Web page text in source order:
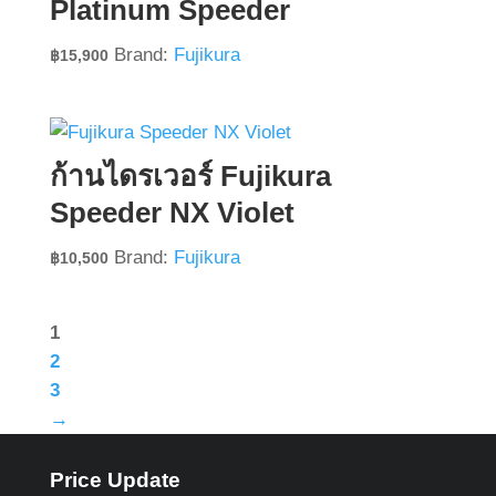
Platinum Speeder
฿15,900 Brand: Fujikura
ก้านไดรเวอร์ Fujikura
Speeder NX Violet
฿10,500 Brand: Fujikura
1
2
3
→
Price Update